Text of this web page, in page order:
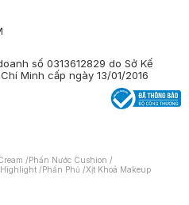
số 0313612829 do Sở Kế
Minh cấp ngày 13/01/2016
/Phấn Nước Cushion /
/Phấn Phủ /Xịt Khoá Makeup